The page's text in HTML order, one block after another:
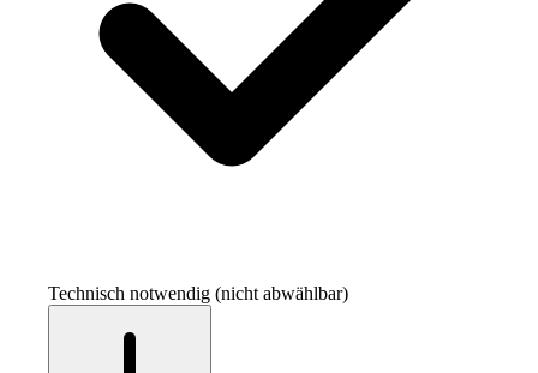
Technisch notwendig (nicht abwählbar)